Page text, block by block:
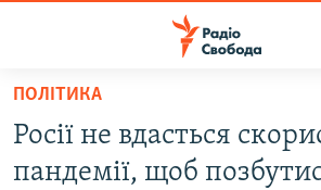
Перейти
основного
матеріалу
ПОЛІТИКА
Росії не вдасться
пандемії, щоб